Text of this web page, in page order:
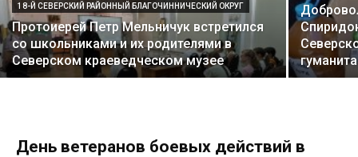
18-Й СЕВЕРСКИЙ РАЙОННЫЙ БЛАГОЧИННИЧЕСКИЙ ОКРУГ
Протоиерей Петр Мельничук встретился
со школьниками и их родителями в
Северском краеведческом музее
День ветеранов боевых действий в